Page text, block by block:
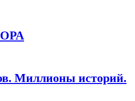
Миллионы историй.